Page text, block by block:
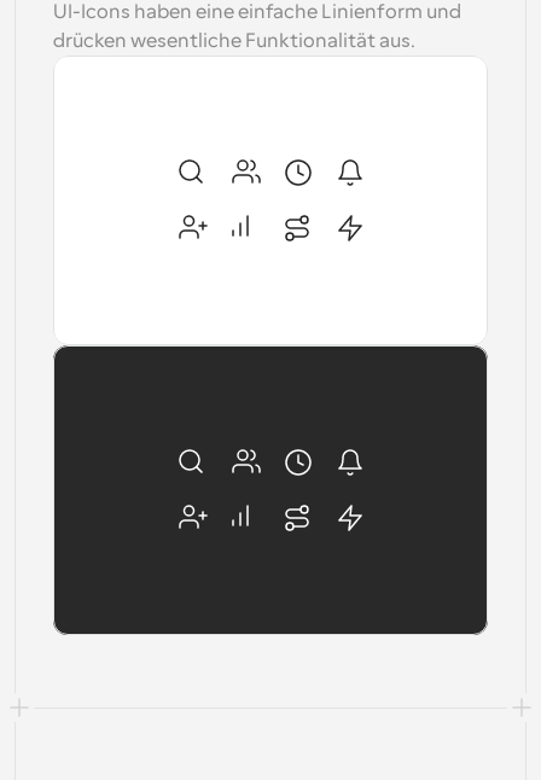
UI-Icons haben eine einfache Linienform und
drücken wesentliche Funktionalität aus.